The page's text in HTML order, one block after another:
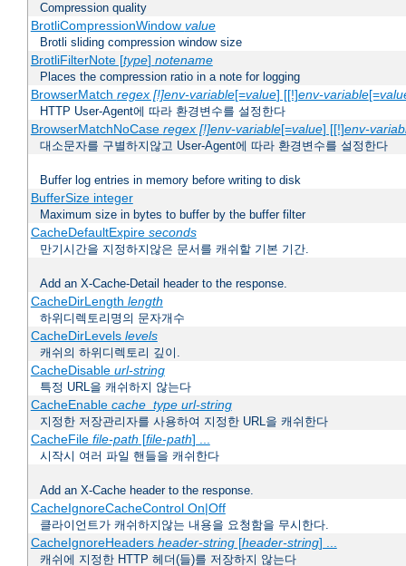
Compression quality
BrotliCompressionWindow value
Brotli sliding compression window size
BrotliFilterNote [type] notename
Places the compression ratio in a note for logging
BrowserMatch regex [!]env-variable[=value] [[!]env-variable[=
HTTP User-Agent에 따라 환경변수를 설정한다
BrowserMatchNoCase regex [!]env-variable[=value] [[!]env-
대소문자를 구별하지않고 User-Agent에 따라 환경변수를 설정한다
Buffer log entries in memory before writing to disk
BufferSize integer
Maximum size in bytes to buffer by the buffer filter
CacheDefaultExpire seconds
만기시간을 지정하지않은 문서를 캐쉬할 기본 기간.
Add an X-Cache-Detail header to the response.
CacheDirLength length
하위디렉토리명의 문자개수
CacheDirLevels levels
캐쉬의 하위디렉토리 깊이.
CacheDisable url-string
특정 URL을 캐쉬하지 않는다
CacheEnable cache_type url-string
지정한 저장관리자를 사용하여 지정한 URL을 캐쉬한다
CacheFile file-path [file-path] ...
시작시 여러 파일 핸들을 캐쉬한다
Add an X-Cache header to the response.
CacheIgnoreCacheControl On|Off
클라이언트가 캐쉬하지않는 내용을 요청함을 무시한다.
CacheIgnoreHeaders header-string[header-string] ...
캐쉬에 지정한 HTTP 헤더(들)를 저장하지 않는다